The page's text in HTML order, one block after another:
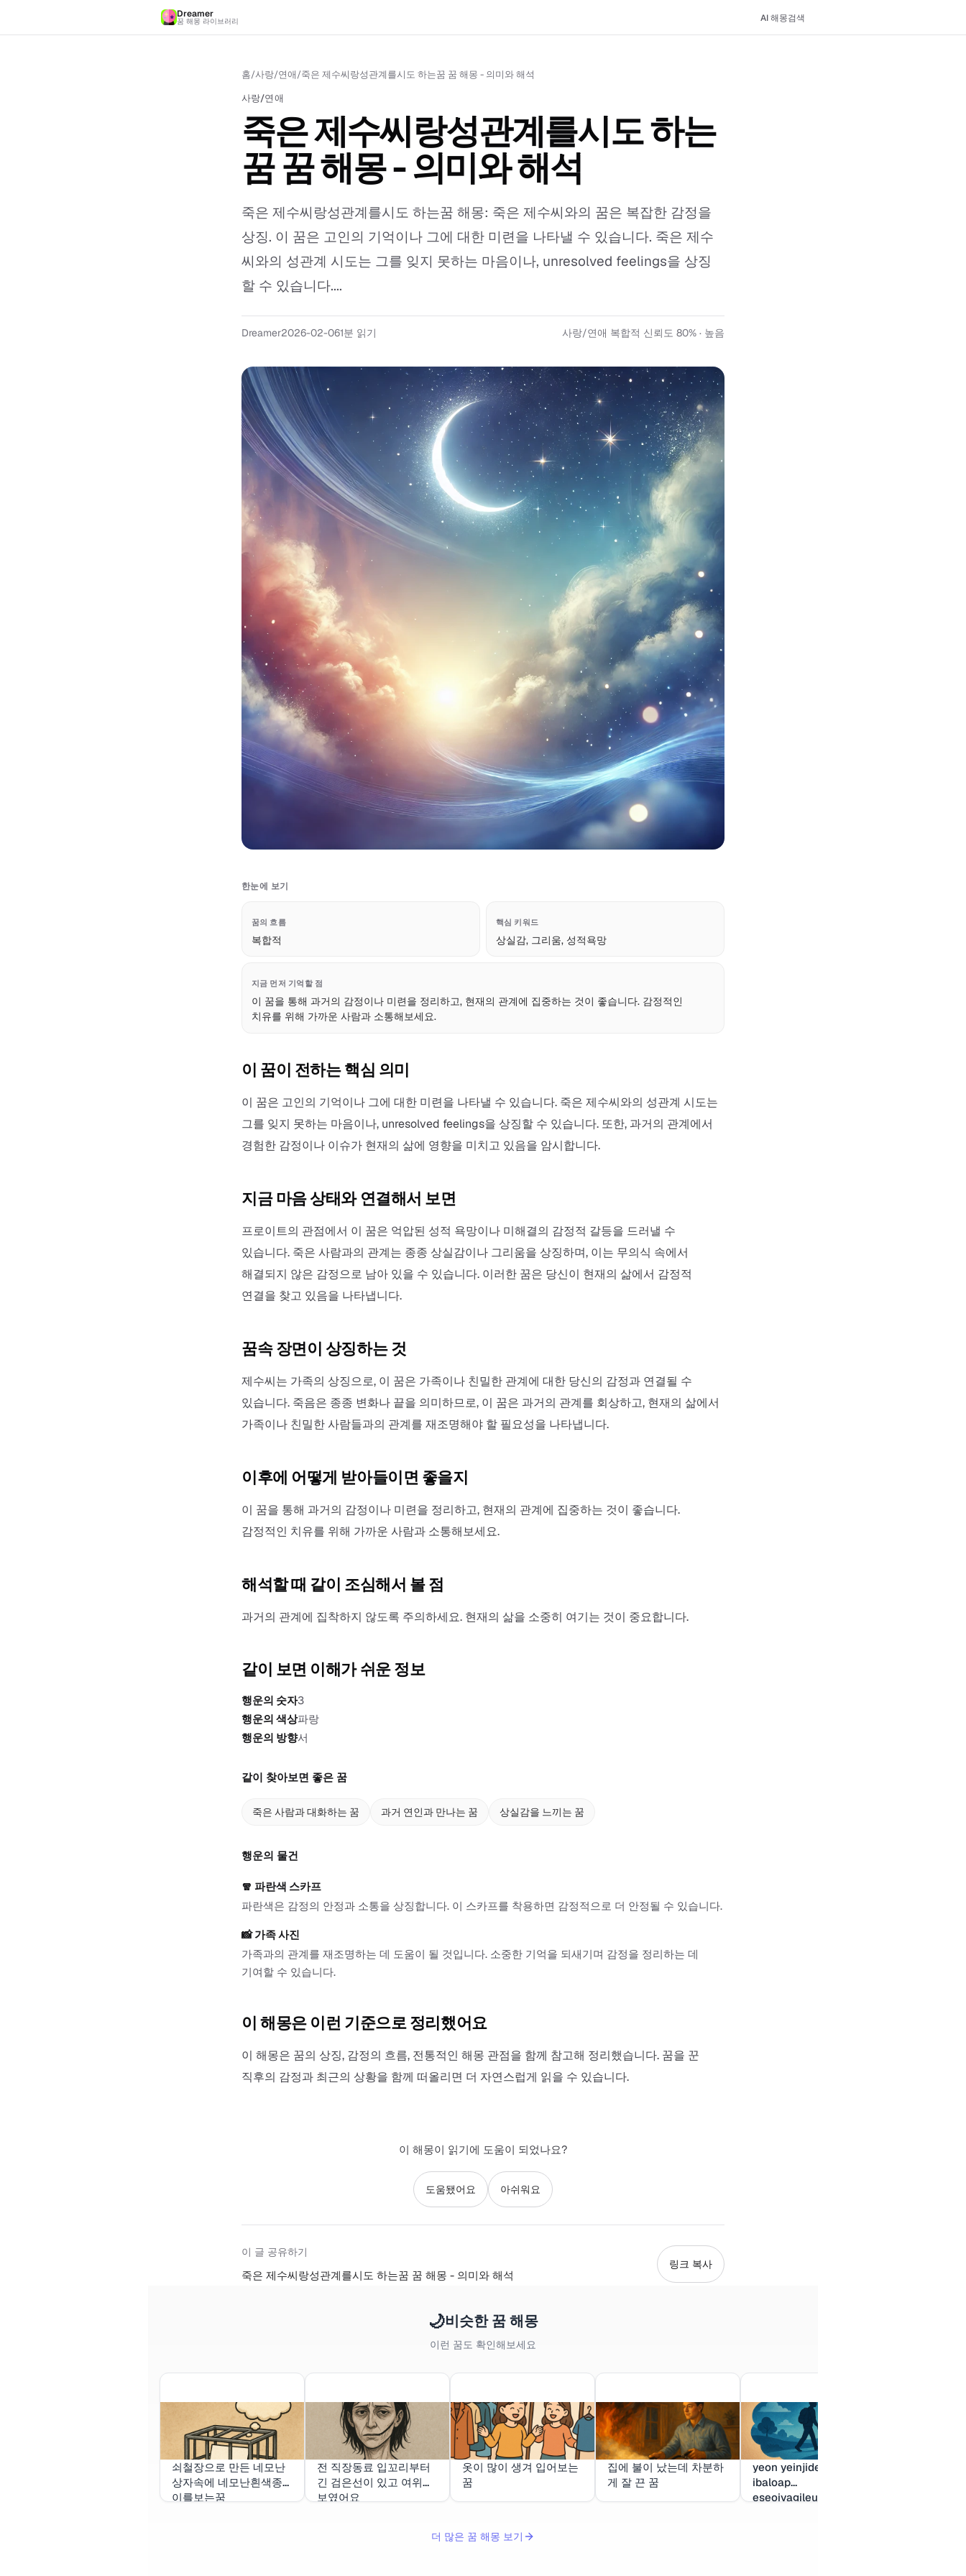
Dreamer
꿈 해몽 라이브러리 AI 해몽검색
홈/사랑/연애/죽은 제수씨랑성관계를시도 하는꿈 꿈 해몽 - 의미와 해석
사랑/연애
죽은 제수씨랑성관계를시도 하는
꿈 꿈 해몽 - 의미와 해석
죽은 제수씨랑성관계를시도 하는꿈 해몽: 죽은 제수씨와의 꿈은 복잡한 감정을
상징. 이 꿈은 고인의 기억이나 그에 대한 미련을 나타낼 수 있습니다. 죽은 제수
씨와의 성관계 시도는 그를 잊지 못하는 마음이나, unresolved feelings을 상징
할 수 있습니다....
Dreamer2026-02-061분 읽기 사랑/연애 복합적 신뢰도 80% · 높음
한눈에 보기
꿈의 흐름
복합적
핵심 키워드
상실감, 그리움, 성적욕망
지금 먼저 기억할 점
이 꿈을 통해 과거의 감정이나 미련을 정리하고, 현재의 관계에 집중하는 것이 좋습니다. 감정적인
치유를 위해 가까운 사람과 소통해보세요.
이 꿈이 전하는 핵심 의미
이 꿈은 고인의 기억이나 그에 대한 미련을 나타낼 수 있습니다. 죽은 제수씨와의 성관계 시도는
그를 잊지 못하는 마음이나, unresolved feelings을 상징할 수 있습니다. 또한, 과거의 관계에서
경험한 감정이나 이슈가 현재의 삶에 영향을 미치고 있음을 암시합니다.
지금 마음 상태와 연결해서 보면
프로이트의 관점에서 이 꿈은 억압된 성적 욕망이나 미해결의 감정적 갈등을 드러낼 수
있습니다. 죽은 사람과의 관계는 종종 상실감이나 그리움을 상징하며, 이는 무의식 속에서
해결되지 않은 감정으로 남아 있을 수 있습니다. 이러한 꿈은 당신이 현재의 삶에서 감정적
연결을 찾고 있음을 나타냅니다.
꿈속 장면이 상징하는 것
제수씨는 가족의 상징으로, 이 꿈은 가족이나 친밀한 관계에 대한 당신의 감정과 연결될 수
있습니다. 죽음은 종종 변화나 끝을 의미하므로, 이 꿈은 과거의 관계를 회상하고, 현재의 삶에서
가족이나 친밀한 사람들과의 관계를 재조명해야 할 필요성을 나타냅니다.
이후에 어떻게 받아들이면 좋을지
이 꿈을 통해 과거의 감정이나 미련을 정리하고, 현재의 관계에 집중하는 것이 좋습니다.
감정적인 치유를 위해 가까운 사람과 소통해보세요.
해석할 때 같이 조심해서 볼 점
과거의 관계에 집착하지 않도록 주의하세요. 현재의 삶을 소중히 여기는 것이 중요합니다.
같이 보면 이해가 쉬운 정보
행운의 숫자3
행운의 색상파랑
행운의 방향서
같이 찾아보면 좋은 꿈
죽은 사람과 대화하는 꿈 과거 연인과 만나는 꿈 상실감을 느끼는 꿈
행운의 물건
🧣 파란색 스카프
파란색은 감정의 안정과 소통을 상징합니다. 이 스카프를 착용하면 감정적으로 더 안정될 수 있습니다.
📸가족 사진
가족과의 관계를 재조명하는 데 도움이 될 것입니다. 소중한 기억을 되새기며 감정을 정리하는 데
기여할 수 있습니다.
이 해몽은 이런 기준으로 정리했어요
이 해몽은 꿈의 상징, 감정의 흐름, 전통적인 해몽 관점을 함께 참고해 정리했습니다. 꿈을 꾼
직후의 감정과 최근의 상황을 함께 떠올리면 더 자연스럽게 읽을 수 있습니다.
이 해몽이 읽기에 도움이 되었나요?
도움됐어요 아쉬워요
이 글 공유하기
죽은 제수씨랑성관계를시도 하는꿈 꿈 해몽 - 의미와 해석
링크 복사
🌙비슷한 꿈 해몽
이런 꿈도 확인해보세요
쇠철장으로 만든 네모난
상자속에 네모난흰색종
이를보는꿈
전 직장동료 입꼬리부터
긴 검은선이 있고 여위어
보였어요
옷이 많이 생겨 입어보는
꿈
집에 불이 났는데 차분하
게 잘 끈 꿈
yeon yeinjideulaegon
ibaloap
eseoiyagileulhaneunkkum
더 많은 꿈 해몽 보기